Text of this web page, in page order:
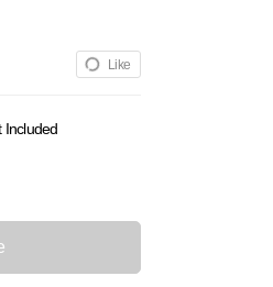
Like
Included